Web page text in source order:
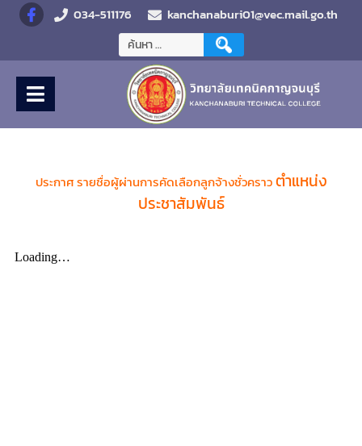
034-511176 kanchanaburi01@vec.mail.go.th
ประกาศรายชื่อผู้ผ่านการคัดเลือกลูกจ้างชั่วคราวตำแหน่ง
ประชาสัมพันธ์